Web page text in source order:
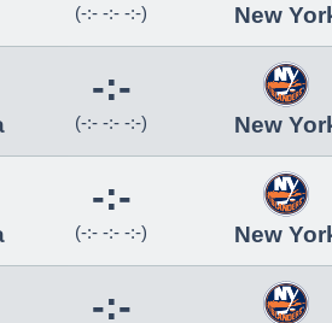
(-:- -:- -:-) New
-:-
(-:- -:- -:-) New
-:-
(-:- -:- -:-) New
-:-